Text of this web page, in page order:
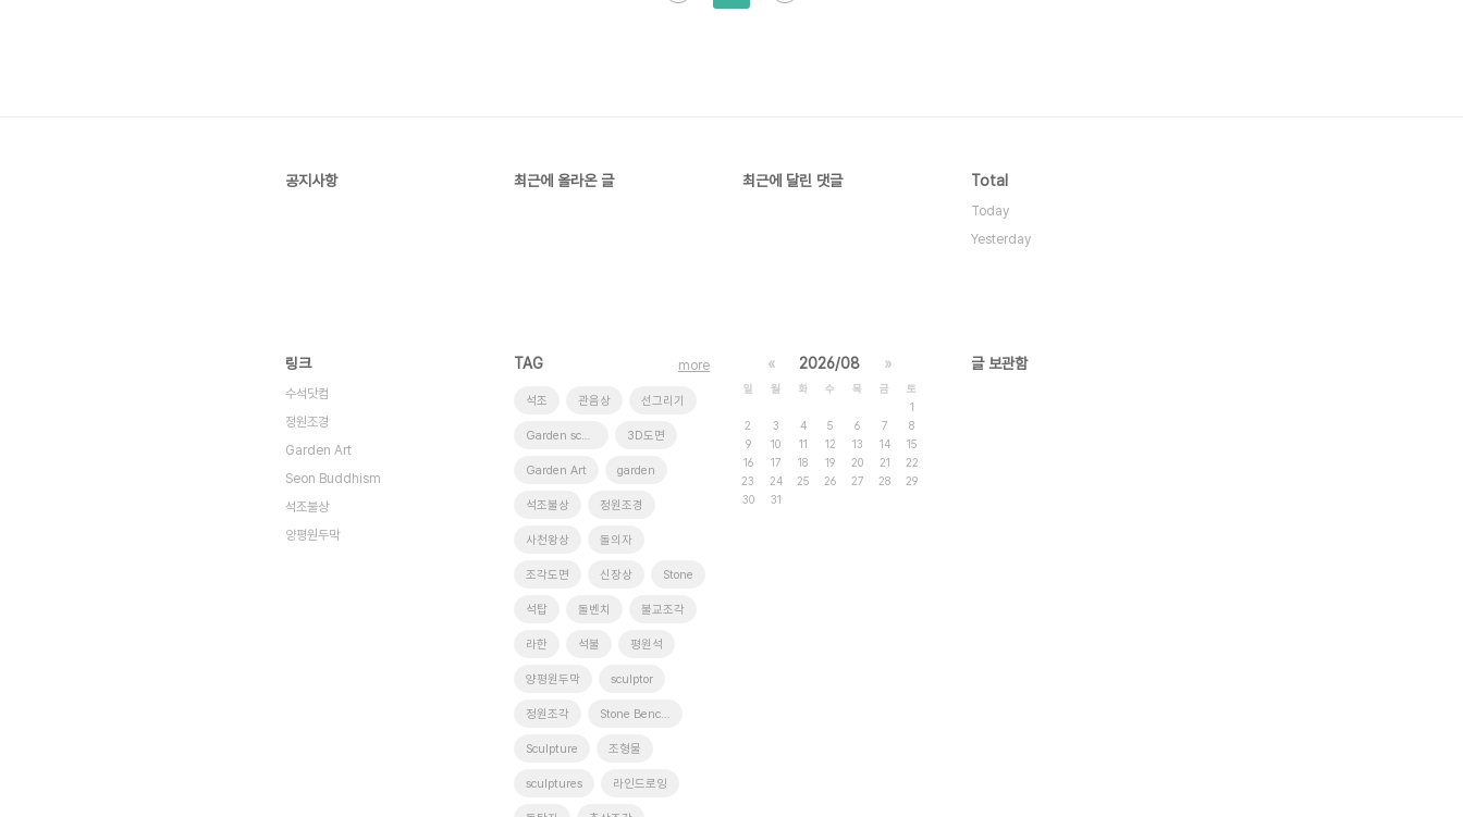
공지사항 최근에 올라온 글 최근에 달린 댓글 Total
Today
Yesterday
링크
수석닷컴
정원조경
Garden Art
Seon Buddhism
석조불상
양평원두막
TAG
석조 관음상 선그리기
Garden sculptures 3D도면
Garden Art garden
석조불상 정원조경
사천왕상 돌의자
조각도면 신장상 Stone
석탑 돌벤치 불교조각
라한 석불 평원석
양평원두막 sculptor
정원조각 Stone Benches
Sculpture 조형물
sculptures 라인드로잉
more « 2026/08 »
일 월 화 수 목 금
토
1
2
3 4 5 6 7
8
9
10 11 12 13 14
15
16
17 18 19 20 21
22
23
24 25 26 27 28
29
30
31
글 보관함